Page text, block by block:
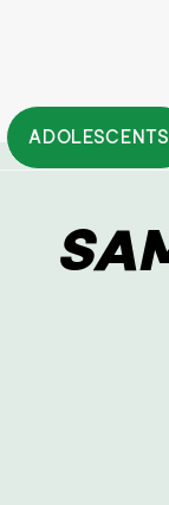
ADOLESCENTS